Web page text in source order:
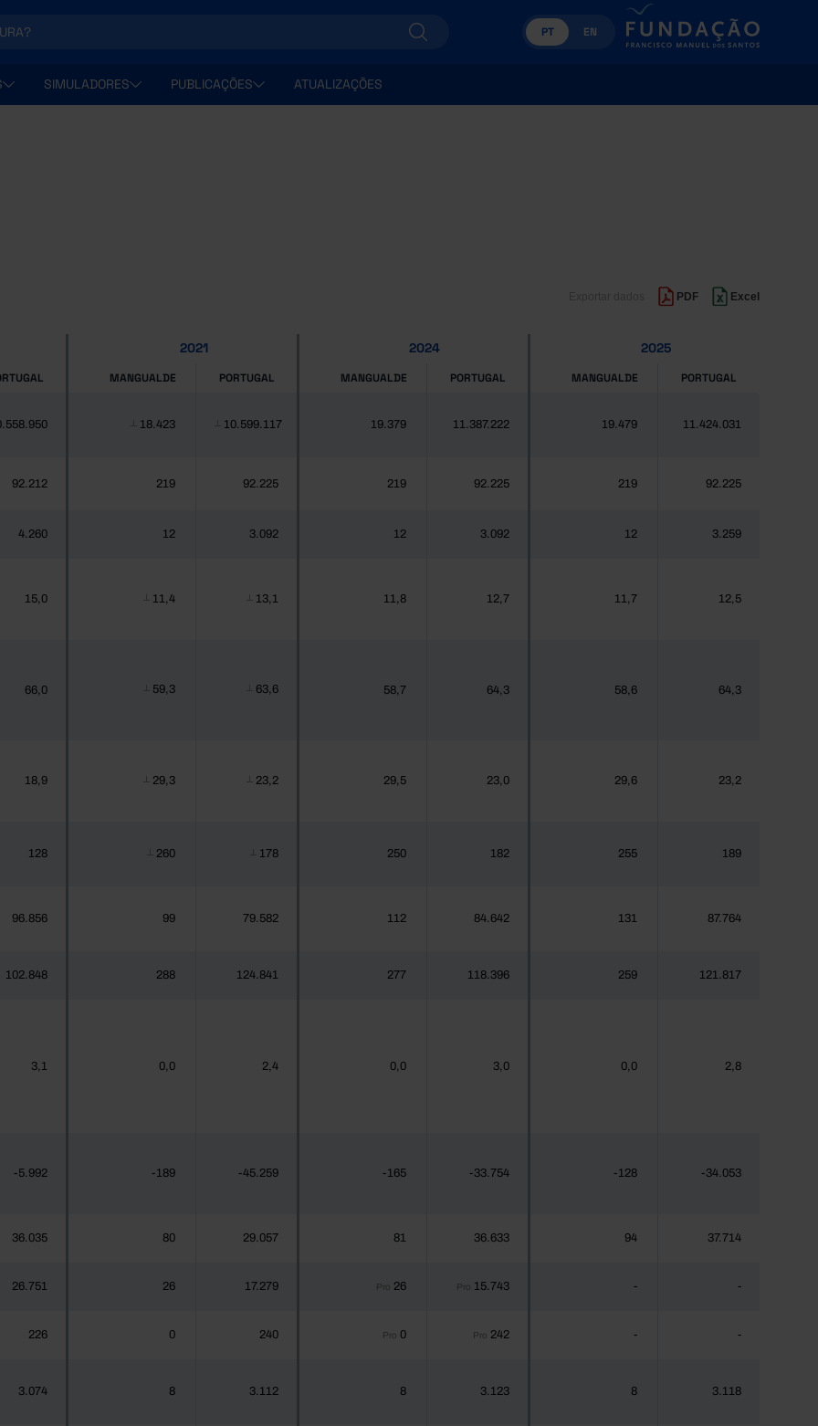
PT EN
SIMULADORES PUBLICAÇÕES ATUALIZAÇÕES
PDF Excel
2021 2024 2025
MANGUALDE PORTUGAL MANGUALDE PORTUGAL MANGUALDE PORTUGAL
18.423 10.599.117 19.379 11.387.222 19.479 11.424.031
92.212 219 92.225 219 92.225 219 92.225
4.260 12 3.092 12 3.092 12 3.259
15,0 11,4 13,1 11,8 12,7 11,7 12,5
66,0 59,3 63,6 58,7 64,3 58,6 64,3
18,9 29,3 23,2 29,5 23,0 29,6 23,2
128 260 178 250 182 255 189
96.856 99 79.582 112 84.642 131 87.764
102.848 288 124.841 277 118.396 259 121.817
3,1 0,0 2,4 0,0 3,0 0,0 2,8
-5.992 -189 -45.259 -165 -33.754 -128 -34.053
36.035 80 29.057 81 36.633 94 37.714
26.751 26 17.279 Pro 26 Pro 15.743 - -
226 0 240 Pro 0 Pro 242 - -
3.074 8 3.112 8 3.123 8 3.118